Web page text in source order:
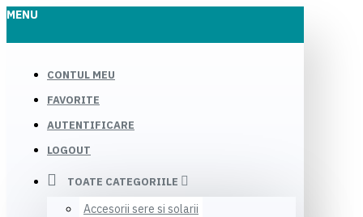
MENU
CONTUL MEU
FAVORITE
AUTENTIFICARE
LOGOUT
TOATE CATEGORIILE
Accesorii sere si solarii